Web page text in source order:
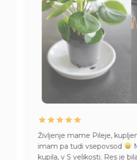
Življenje mame Pileje,
imam pa tudi vsepovsod
kupila, v S velikosti. Res je